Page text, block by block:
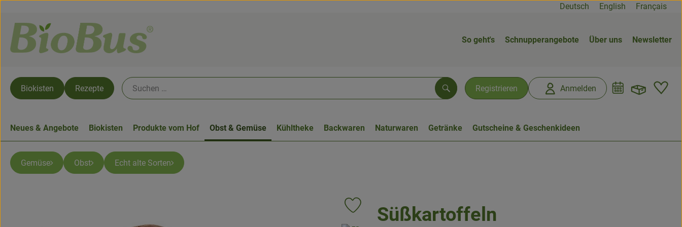
Deutsch English Français
So geht's Schnupperangebote Über uns Newsletter
Registrieren Anmelden
Suchen
Biokisten Rezepte
Neues & Angebote Biokisten Produkte vom Hof Obst & Gemüse Kühltheke Backwaren Naturwaren Getränke Gutscheine & Geschenkideen
Gemüse Obst Echt alte Sorten
Süßkartoffeln
Produkt zu Favouriten hinzufügen